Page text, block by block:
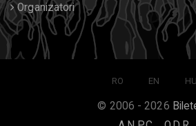
Organizatori
RO EN HU
© 2006 - 2026